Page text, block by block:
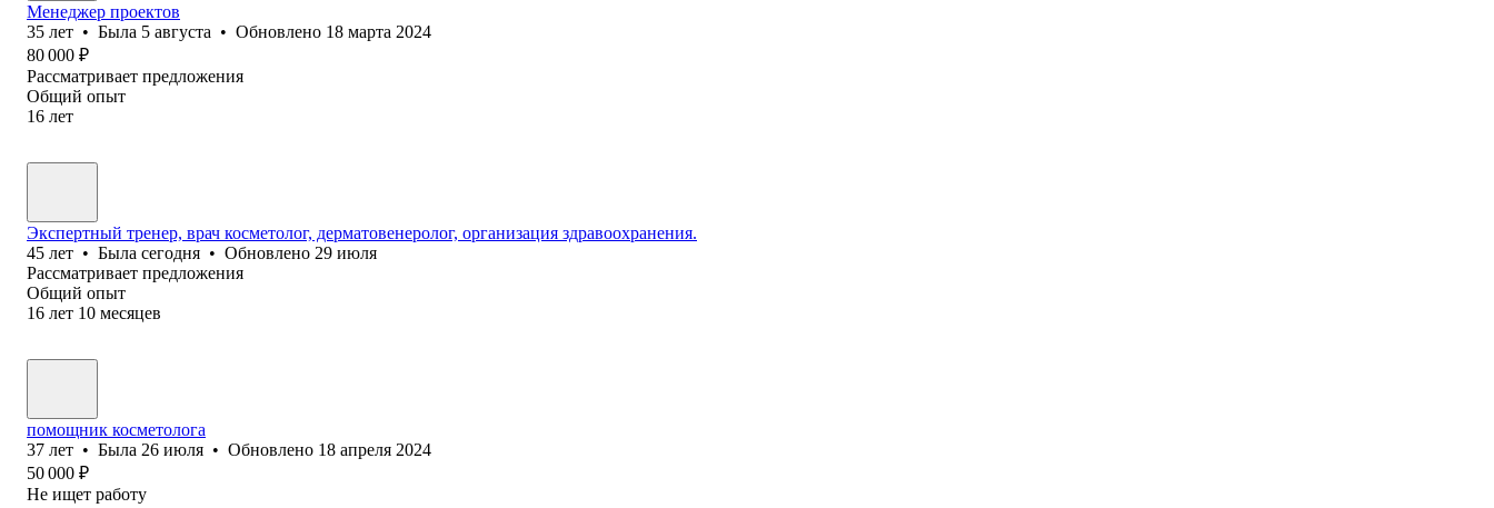
Менеджер проектов
35 лет • Была 5 августа • Обновлено 18 марта 2024
80 000 ₽
Рассматривает предложения
Общий опыт
16 лет
Экспертный тренер, врач косметолог, дерматовенеролог, организация здравоохранения.
45 лет • Была сегодня • Обновлено 29 июля
Рассматривает предложения
Общий опыт
16 лет 10 месяцев
помощник косметолога
37 лет • Была 26 июля • Обновлено 18 апреля 2024
50 000 ₽
Не ищет работу